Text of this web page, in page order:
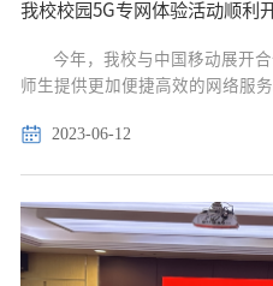
我校校园5G专网体验活动顺利
今年，我校与中国移动展开
师生提供更加便捷高效的网络服
校园5G专网体验活动。目前，活
2023-06-12